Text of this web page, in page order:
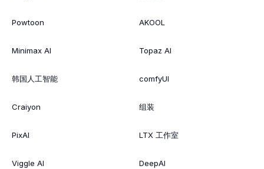
Powtoon
Minimax AI
韩国人工智能
Craiyon
PixAI
Viggle AI
AKOOL
Topaz AI
comfyUI
组装
LTX 工作室
DeepAI